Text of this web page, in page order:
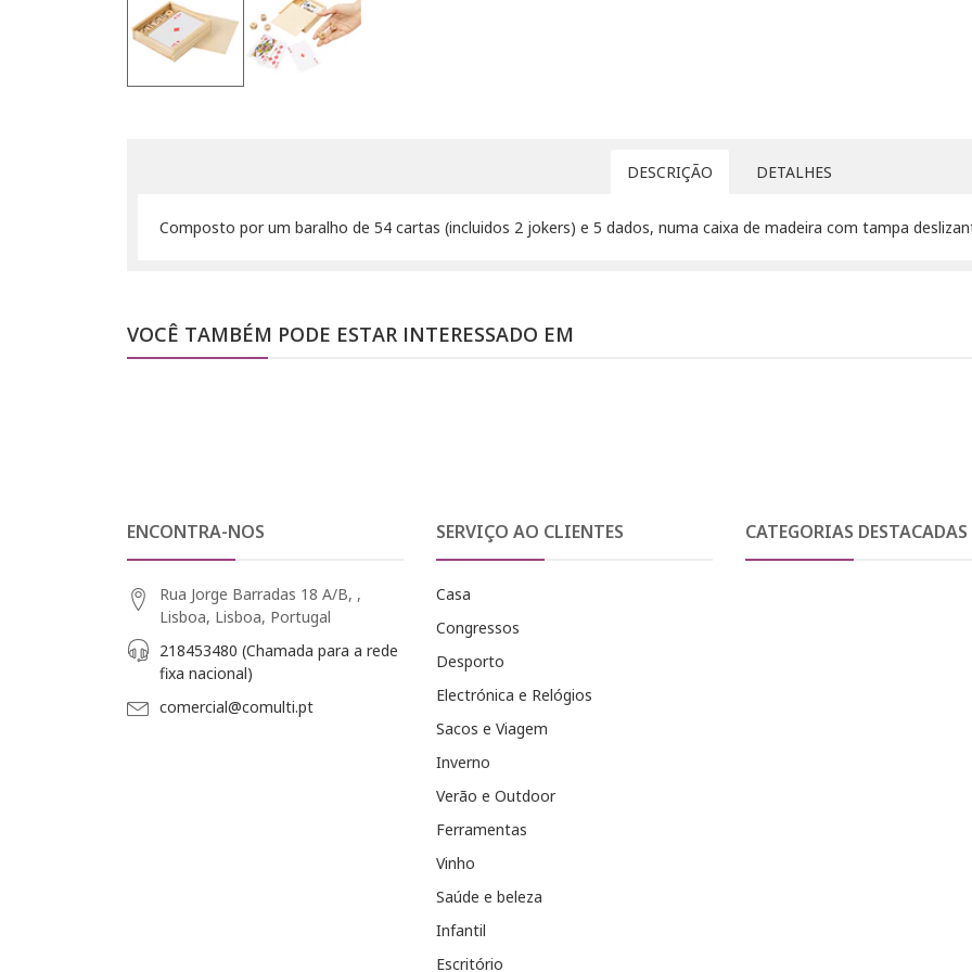
DESCRIÇÃO DETALHES
Composto por um baralho de 54 cartas (incluidos 2 jokers) e 5 dados, numa caixa de madeira com tampa
VOCÊ TAMBÉM PODE ESTAR INTERESSADO EM
ENCONTRA-NOS
Rua Jorge Barradas 18 A/B, ,
Lisboa, Lisboa, Portugal
218453480 (Chamada para a rede
fixa nacional)
comercial@comulti.pt
SERVIÇO AO CLIENTES
Casa
Congressos
Desporto
Electrónica e Relógios
Sacos e Viagem
Inverno
Verão e Outdoor
Ferramentas
Vinho
Saúde e beleza
Infantil
Escritório
CATEGORIAS DESTACADAS